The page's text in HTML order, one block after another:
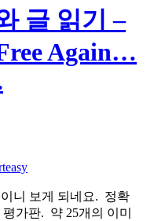
글 읽기 –
Again…
니 보게 되네요. 정확
가판. 약 25개의 이미